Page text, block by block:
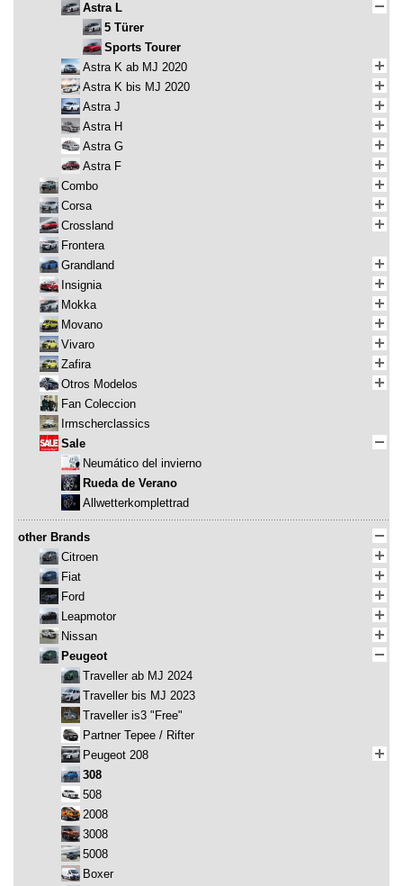
Astra L
5 Türer
Sports Tourer
Astra K ab MJ 2020
Astra K bis MJ 2020
Astra J
Astra H
Astra G
Astra F
Combo
Corsa
Crossland
Frontera
Grandland
Insignia
Mokka
Movano
Vivaro
Zafira
Otros Modelos
Fan Coleccion
Irmscherclassics
Sale
Neumático del invierno
Rueda de Verano
Allwetterkomplettrad
other Brands
Citroen
Fiat
Ford
Leapmotor
Nissan
Peugeot
Traveller ab MJ 2024
Traveller bis MJ 2023
Traveller is3 "Free"
Partner Tepee / Rifter
Peugeot 208
308
508
2008
3008
5008
Boxer